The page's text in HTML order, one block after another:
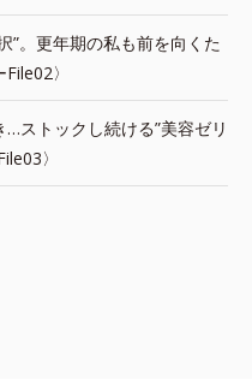
”。更年期の私も前を向くた
〉
ストックし続ける”美容ゼリ
〉